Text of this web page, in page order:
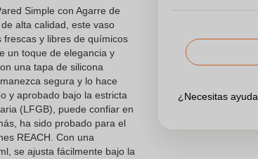
Simple con Agarre de
alta calidad, este vaso
y libres de químicos
un toque de elegancia y
una tapa de silicona
segura y lo hace
y aprobado bajo la estricta
(LFGB), puede confiar en
ha sido probado para el
REACH. Con una
se ajusta fácilmente bajo la
¿Necesitas